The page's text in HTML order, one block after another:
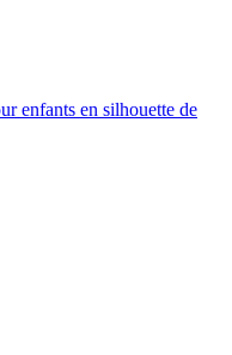
enfants en silhouette de